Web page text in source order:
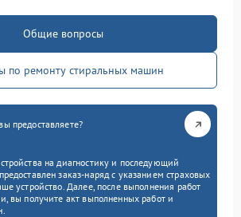
Общие вопросы
по ремонту стиральных машин
предоставляете?
на диагностику и последующий
заказ-наряд с указанием страховых
устройство. Далее, после выполнения работ
вы получите акт выполненных работ и